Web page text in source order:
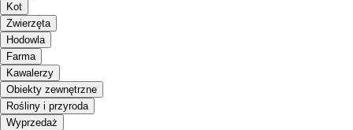
Kot
Zwierzęta
Hodowla
Farma
Kawalerzy
Obiekty zewnętrzne
Rośliny i przyroda
Wyprzedaż